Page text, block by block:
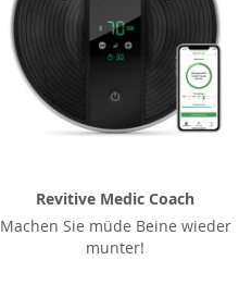
Revitive Medic Coach
Machen Sie müde Beine wieder
munter!